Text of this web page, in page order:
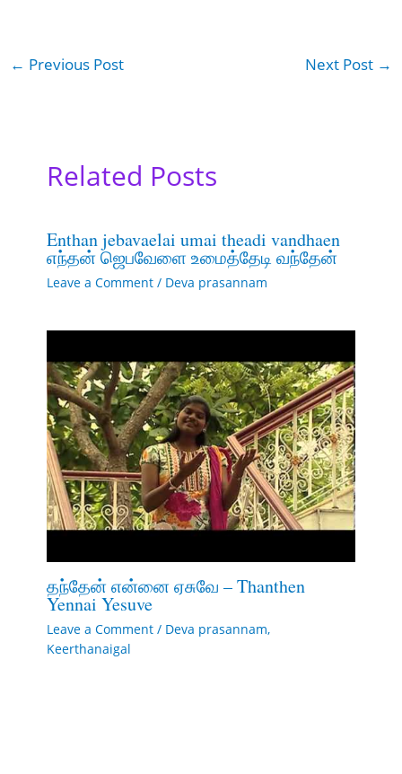
← Previous Post Next Post →
Related Posts
Enthan jebavaelai umai theadi vandhaen
எந்தன் ஜெபவேளை உமைத்தேடி வந்தேன்
Leave a Comment / Deva prasannam
தந்தேன் என்னை ஏசுவே – Thanthen
Yennai Yesuve
Leave a Comment / Deva prasannam,
Keerthanaigal